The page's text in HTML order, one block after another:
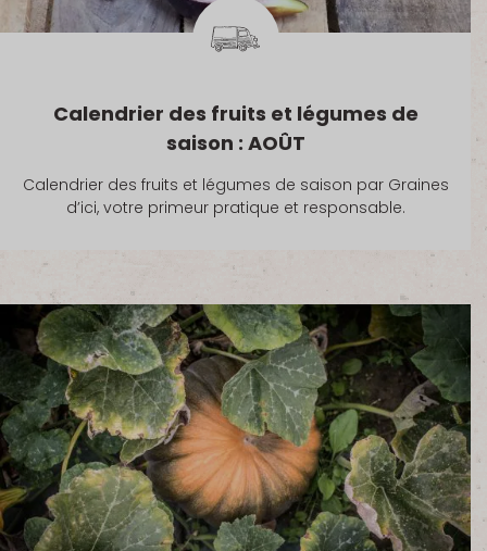
Calendrier des fruits et légumes de
saison : AOÛT
Calendrier des fruits et légumes de saison par Graines
d’ici, votre primeur pratique et responsable.